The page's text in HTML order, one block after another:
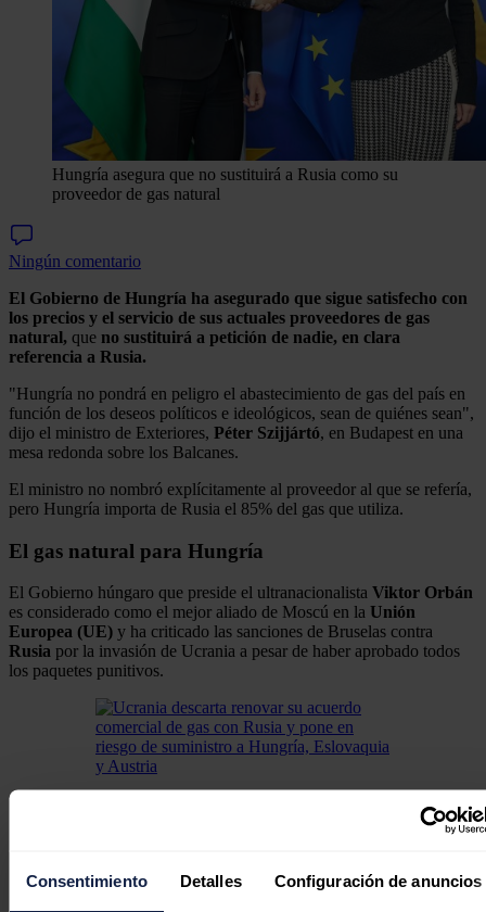
Consentimiento Detalles Configuración de anuncios
Hungría asegura que no sustituirá a Rusia como su
proveedor de gas natural
Ningún comentario
El Gobierno de Hungría ha asegurado que sigue satisfecho con
los precios y el servicio de sus actuales proveedores de gas
natural, que no sustituirá a petición de nadie, en clara
referencia a Rusia.
"Hungría no pondrá en peligro el abastecimiento de gas del país en
función de los deseos políticos e ideológicos, sean de quiénes sean",
dijo el ministro de Exteriores, Péter Szijjártó, en Budapest en una
mesa redonda sobre los Balcanes.
El ministro no nombró explícitamente al proveedor al que se refería,
pero Hungría importa de Rusia el 85% del gas que utiliza.
El gas natural para Hungría
El Gobierno húngaro que preside el ultranacionalista Viktor Orbán
es considerado como el mejor aliado de Moscú en la Unión
Europea (UE) y ha criticado las sanciones de Bruselas contra
Rusia por la invasión de Ucrania a pesar de haber aprobado todos
los paquetes punitivos.
ante la decisión de Ucrania de no renovar su acuerdo